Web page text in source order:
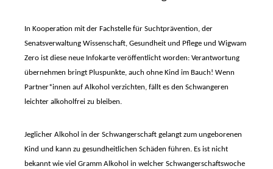
In Kooperation mit der Fachstelle für Suchtprävention, der
Senatsverwaltung Wissenschaft, Gesundheit und Pflege und Wigwam
Zero ist diese neue Infokarte veröffentlicht worden: Verantwortung
übernehmen bringt Pluspunkte, auch ohne Kind im Bauch! Wenn
Partner*innen auf Alkohol verzichten, fällt es den Schwangeren
leichter alkoholfrei zu bleiben.
Jeglicher Alkohol in der Schwangerschaft gelangt zum ungeborenen
Kind und kann zu gesundheitlichen Schäden führen. Es ist nicht
bekannt wie viel Gramm Alkohol in welcher Schwangerschaftswoche